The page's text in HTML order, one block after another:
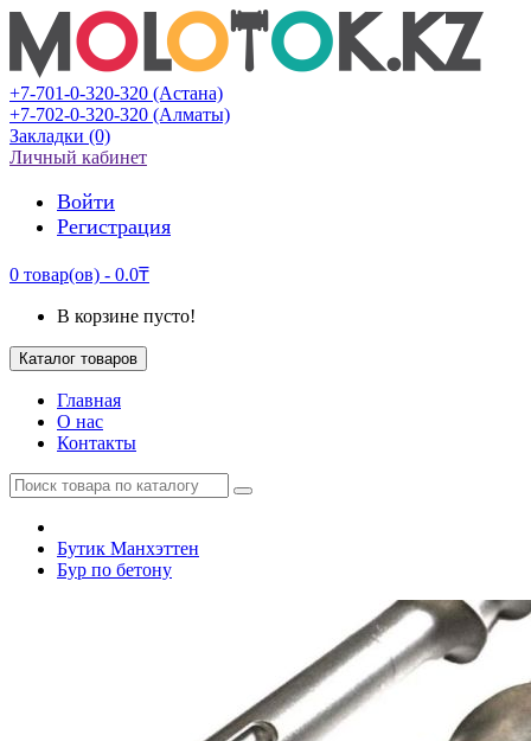
+7-701-0-320-320 (Астана)
+7-702-0-320-320 (Алматы)
Закладки (0)
Личный кабинет
Войти
Регистрация
0 товар(ов) - 0.0₸
В корзине пусто!
Каталог товаров
Главная
О нас
Контакты
Бутик Манхэттен
Бур по бетону